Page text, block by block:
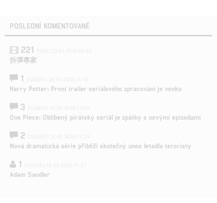
POSLEDNÍ KOMENTOVANÉ
221
拆彈專家
1
Harry Potter: První trailer seriálového zpracování je venku
3
One Piece: Oblíbený pirátský seriál je zpátky s novými epizodami
2
Nová dramatická série přiblíží skutečný únos letadla teroristy
1
Adam Sandler